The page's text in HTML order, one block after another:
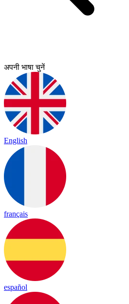
अपनी भाषा चुनें
English
français
español